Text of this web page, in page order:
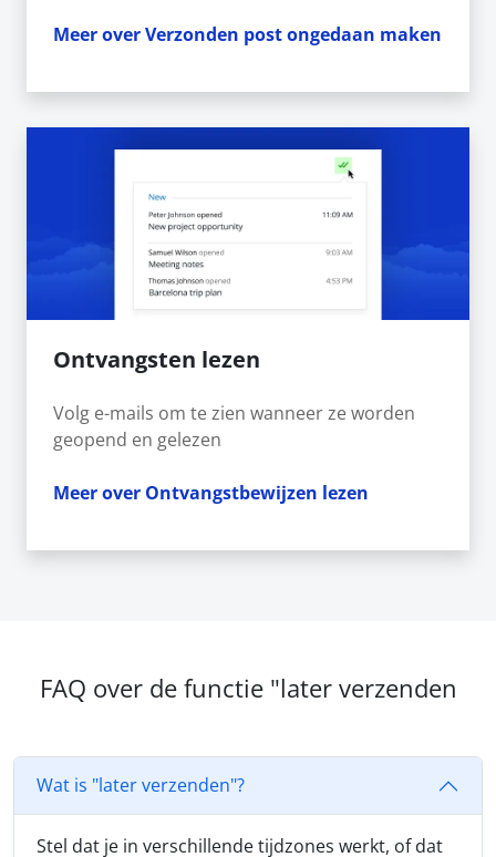
Meer over Verzonden post ongedaan maken
Ontvangsten lezen
Volg e-mails om te zien wanneer ze worden
geopend en gelezen
Meer over Ontvangstbewijzen lezen
FAQ over de functie "later verzenden
Wat is "later verzenden"?
Stel dat je in verschillende tijdzones werkt, of dat